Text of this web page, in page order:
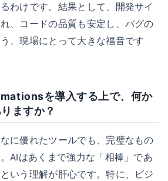
わけです。結果として、開発サイ
、コードの品質も安定し、バグの
、現場にとって大きな福音です
を導入する上で、何か
ますか？
に優れたツールでも、完璧なもの
AIはあくまで強力な「相棒」であ
いう理解が肝心です。特に、ビジ